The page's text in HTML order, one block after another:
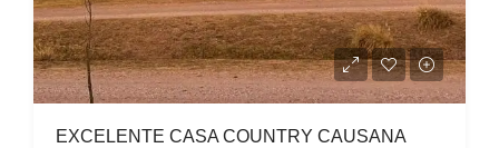
EXCELENTE CASA COUNTRY CAUSANA